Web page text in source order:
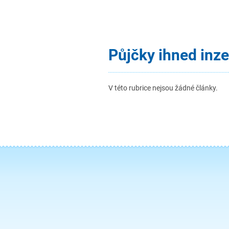
Půjčky ihned
V této rubrice nejsou žádné články.